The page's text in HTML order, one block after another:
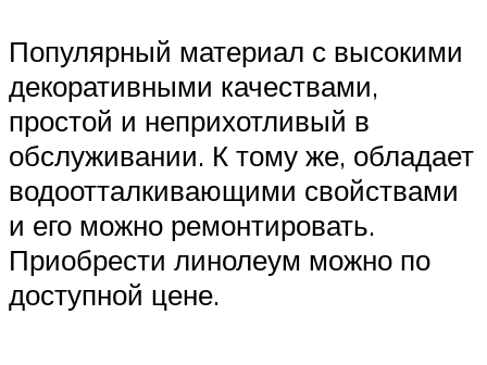
Популярный материал с высокими
декоративными качествами,
простой и неприхотливый в
обслуживании. К тому же, обладает
водоотталкивающими свойствами
и его можно ремонтировать.
Приобрести линолеум можно по
доступной цене.